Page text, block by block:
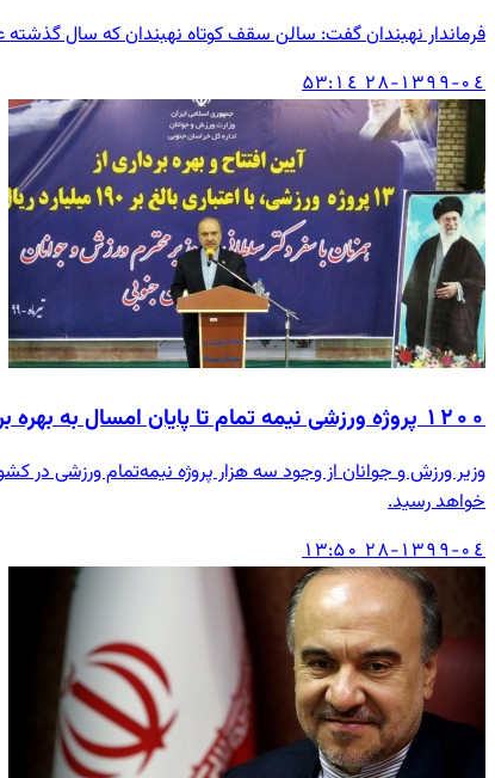
فرماندار نهبندان گفت: سالن سقف کوتاه نهبندان که سال گذشته عملیات احداث آن آغاز شده ولی برای
۱۳۹۹-۰٤-۲۸ ۱٤:۵۳
۱۲۰۰ پروژه ورزشی نیمه تمام تا پایان امسال به بهره برداری می رسد
خواهد رسید.
۱۳۹۹-۰٤-۲۸ ۱۳:۵۰